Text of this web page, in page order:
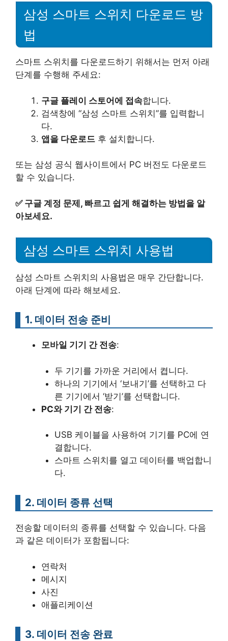
삼성 스마트 스위치 다운로드 방
법
스마트 스위치를 다운로드하기 위해서는 먼저 아래
단계를 수행해 주세요:
구글 플레이 스토어에 접속합니다.
검색창에 “삼성 스마트 스위치”를 입력합니
다.
앱을 다운로드 후 설치합니다.
또는 삼성 공식 웹사이트에서 PC 버전도 다운로드
할 수 있습니다.
✅ 구글 계정 문제, 빠르고 쉽게 해결하는 방법을 알
아보세요.
삼성 스마트 스위치 사용법
삼성 스마트 스위치의 사용법은 매우 간단합니다.
아래 단계에 따라 해보세요.
1. 데이터 전송 준비
모바일 기기 간 전송:
두 기기를 가까운 거리에서 켭니다.
하나의 기기에서 ‘보내기’를 선택하고 다
른 기기에서 ‘받기’를 선택합니다.
PC와 기기 간 전송:
USB 케이블을 사용하여 기기를 PC에 연
결합니다.
스마트 스위치를 열고 데이터를 백업합니
다.
2. 데이터 종류 선택
전송할 데이터의 종류를 선택할 수 있습니다. 다음
과 같은 데이터가 포함됩니다:
연락처
메시지
사진
애플리케이션
3. 데이터 전송 완료